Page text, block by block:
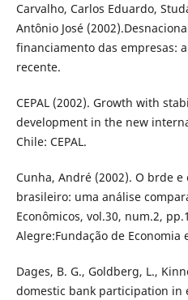
Carvalho, Carlos Eduardo,
Antônio José
financiamento das empresas:
recente.
CEPAL (2002). Growth with
development in the new
Chile: CEPAL.
Cunha, André (2002). O brde
brasileiro: uma análise
Econômicos, vol.30, num.2,
Alegre:Fundação de Economia
Dages, B. G., Goldberg, L.,
domestic bank participation in